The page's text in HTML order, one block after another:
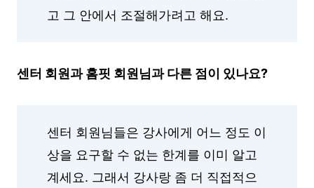
고 그 안에서 조절해가려고 해요.
센터 회원과 홈핏 회원님과 다른 점이 있나요?
센터 회원님들은 강사에게 어느 정도 이
상을 요구할 수 없는 한계를 이미 알고
계세요. 그래서 강사랑 좀 더 직접적으